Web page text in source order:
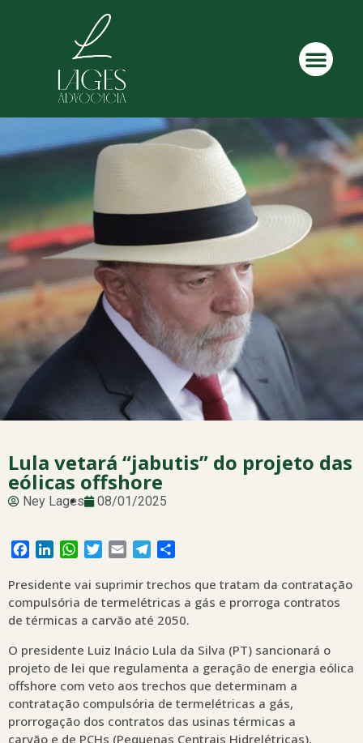
Lula vetará “jabutis” do projeto das
eólicas offshore
Ney Lages 08/01/2025
Facebook
LinkedInWhatsApp
Twitter
Email Telegram
Presidente vai suprimir trechos que tratam da contratação
compulsória de termelétricas a gás e prorroga contratos
de térmicas a carvão até 2050.
O presidente Luiz Inácio Lula da Silva (PT) sancionará o
projeto de lei que regulamenta a geração de energia eólica
offshore com veto aos trechos que determinam a
contratação compulsória de termelétricas a gás,
prorrogação dos contratos das usinas térmicas a
carvão e de PCHs (Pequenas Centrais Hidrelétricas),